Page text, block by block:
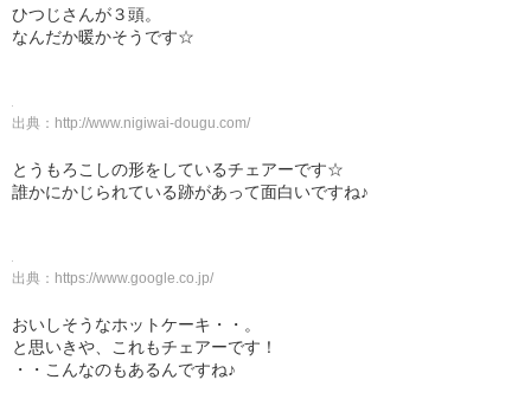
ひつじさんが３頭。
なんだか暖かそうです☆
出典： http://www.nigiwai-dougu.com/
とうもろこしの形をしているチェアーです☆
誰かにかじられている跡があって面白いですね♪
出典： https://www.google.co.jp/
おいしそうなホットケーキ・・。
と思いきや、これもチェアーです！
・・こんなのもあるんですね♪